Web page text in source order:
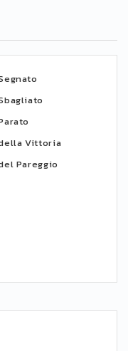
Vittoria
Pareggio